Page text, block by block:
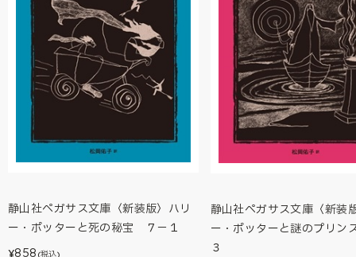
静山社ペガサス文庫〈新装版〉ハリ
ー・ポッターと死の秘宝 ７－１
¥858 (税込)
静山社ペガサス文庫〈新装
ー・ポッターと謎のプリ
３